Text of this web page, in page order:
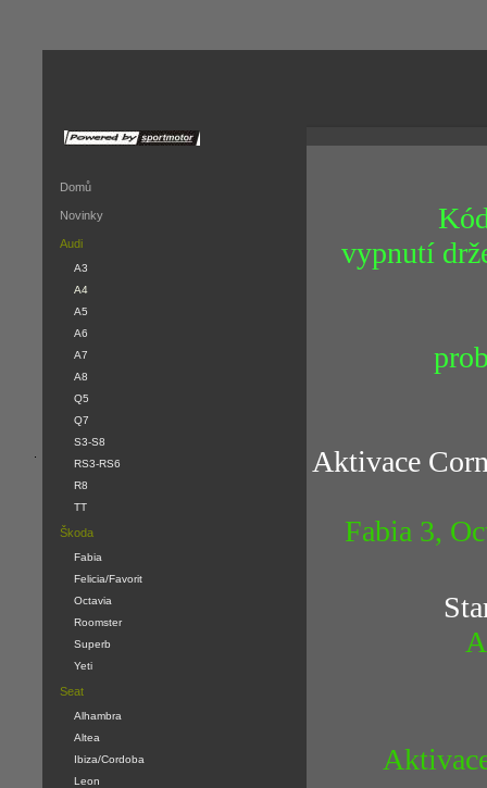
Domů
Novinky
Audi
A3
A4
A5
A6
A7
A8
Q5
Q7
S3-S8
RS3-RS6
R8
TT
Škoda
Fabia
Felicia/Favorit
Octavia
Roomster
Superb
Yeti
Seat
Alhambra
Altea
Ibiza/Cordoba
Leon
vypnutí
Aktivace
Fabia 3,